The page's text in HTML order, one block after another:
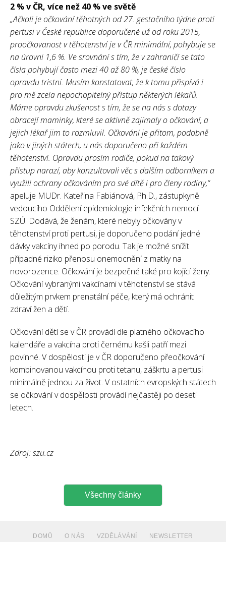
2 % v ČR, více než 40 % ve světě
„Ačkoli je očkování těhotných od 27. gestačního týdne proti
pertusi v České republice doporučené už od roku 2015,
proočkovanost v těhotenství je v ČR minimální, pohybuje se
na úrovni 1,6 %. Ve srovnání s tím, že v zahraničí se tato
čísla pohybují často mezi 40 až 80 %, je české číslo
opravdu tristní. Musím konstatovat, že k tomu přispívá i
pro mě zcela nepochopitelný přístup některých lékařů.
Máme opravdu zkušenost s tím, že se na nás s dotazy
obracejí maminky, které se aktivně zajímaly o očkování, a
jejich lékař jim to rozmluvil. Očkování je přitom, podobně
jako v jiných státech, u nás doporučeno při každém
těhotenství. Opravdu prosím rodiče, pokud na takový
přístup narazí, aby konzultovali věc s dalším odborníkem a
využili ochrany očkováním pro své dítě i pro členy rodiny,“
apeluje MUDr. Kateřina Fabiánová, Ph.D., zástupkyně
vedoucího Oddělení epidemiologie infekčních nemocí
SZÚ. Dodává, že ženám, které nebyly očkovány v
těhotenství proti pertusi, je doporučeno podání jedné
dávky vakcíny ihned po porodu. Tak je možné snížit
případné riziko přenosu onemocnění z matky na
novorozence. Očkování je bezpečné také pro kojící ženy.
Očkování vybranými vakcínami v těhotenství se stává
důležitým prvkem prenatální péče, který má ochránit
zdraví žen a dětí.
Očkování dětí se v ČR provádí dle platného očkovacího
kalendáře a vakcína proti černému kašli patří mezi
povinné. V dospělosti je v ČR doporučeno přeočkování
kombinovanou vakcínou proti tetanu, záškrtu a pertusi
minimálně jednou za život. V ostatních evropských státech
se očkování v dospělosti provádí nejčastěji po deseti
letech.
Zdroj: szu.cz
Všechny články
DOMŮ O NÁS VZDĚLÁVÁNÍ
NEWSLETTER